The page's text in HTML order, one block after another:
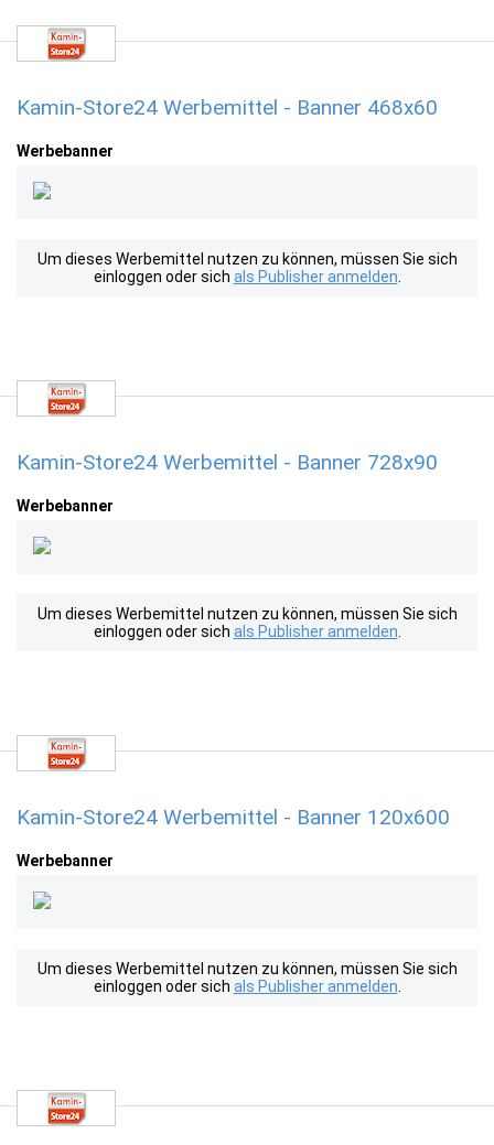
Kamin-Store24 Werbemittel - Banner 468x60
Werbebanner
Um dieses Werbemittel nutzen zu können, müssen Sie sich
einloggen oder sich als Publisher anmelden
Kamin-Store24 Werbemittel - Banner 728x90
Werbebanner
Um dieses Werbemittel nutzen zu können, müssen Sie sich
einloggen oder sich als Publisher anmelden
Kamin-Store24 Werbemittel - Banner 120x600
Werbebanner
Um dieses Werbemittel nutzen zu können, müssen Sie sich
einloggen oder sich als Publisher anmelden